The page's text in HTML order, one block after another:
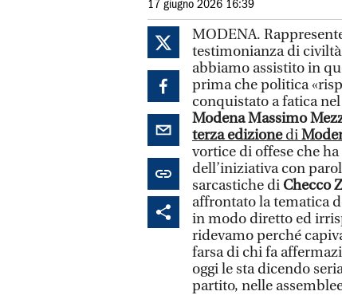
17 giugno 2026 16:39
MODENA.
testimonianza di civiltà
abbiamo assistito in
prima che politica
conquistato a fatica
Modena Massimo
terza edizionedi
vortice di offese che
dell’iniziativa con
sarcastiche di Checco
affrontato la tematica
in modo diretto ed
ridevamo perché
farsa di chi fa
oggi le sta dicendo
partito, nelle